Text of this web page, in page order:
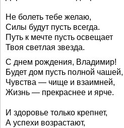
Не болеть тебе желаю,
Силы будут пусть всегда.
Путь к мечте пусть освещает
Твоя светлая звезда.
С днем рождения, Владимир!
Будет дом пусть полной чашей,
Чувства — чище и взаимней,
Жизнь — прекраснее и ярче.
И здоровье только крепнет,
А успехи возрастают,